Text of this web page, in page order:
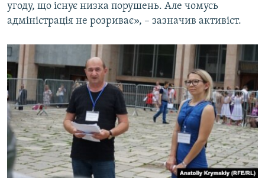
угоду, що існує низка порушень. Але чомусь
адміністрація не розриває», – зазначив активіст.